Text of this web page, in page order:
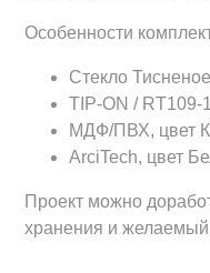
Особенности
Стекло
TIP-ON /
МДФ/ПВХ, цвет
ArciTech, цвет
Проект можно
хранения и